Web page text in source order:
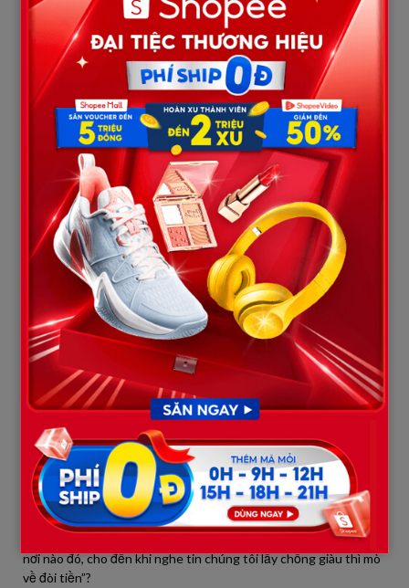
Không khí chùng xuống, căng thẳng tột độ. Bố mẹ chồng của
Mai và Lan cau mày, chưa hiểu chuyện gì xảy ra. Ông Minh run
rẩy bước lên, định nói gì đó để xoa dịu tình hình, để bảo vệ danh
dự cho con.
Nhưng Mai và Lan đã nắm chặt tay bố, giữ ông lại. Hai cô gái nhìn
nhau, gật đầu, rồi cùng bước lên phía trước, đối mặt với người
đàn bà đang hùng hổ kia. Không một giọt nước mắt, ánh mắt họ
sắc lạnh và kiên định. Mai cầm micro, giọng cô vang lên đanh
thép, rõ ràng từng từ: – “Bà vừa nói đến hai chữ “mẹ ruột” sao?
Bà nói đến công “mang nặng đẻ đau” sao”? Bà Hạnh vênh mặt: –
“Chứ sao! Không có tao đẻ ra thì làm gì có chúng mày đứng đây
mà mặc váy cô dâu”.
Lan tiếp lời, giọng cô nghẹn ngào nhưng đầy phẫn nộ: – “Đúng,
bà có công sinh, nhưng bà không có công dưỡng. Bà hãy nhớ lại
đi, 22 năm trước, ai là người dứt áo bỏ lại hai chị em con cùng bố
đang ốm đau để bước lên ô tô theo người đàn ông lạ? Ngày đó,
chị em tôi mới 4 tuổi, chạy theo xe bà đến mức ngã trầy xước cả
mặt mũi, bà có ngoái lại nhìn một lần không”?
Cả hội trường im phăng phắc. Những vị khách bắt đầu nhìn bà
Hạnh với ánh mắt khinh bỉ. Mai tiếp tục, hướng tay về phía ông
Minh: – “Khi chúng tôi đói, bố là người nhịn ăn nhường cơm. Khi
chúng tôi sốt, bố là người thức trắng đêm chườm khăn. Khi
chúng tôi đỗ đại học, bố là người bán đi chiếc xe máy cà tàng duy
nhất để đóng học phí. Trong suốt 22 năm qua, bà ở đâu? Bà có
biết con mình sống chết ra sao không? Hay bà đang vui vẻ ở một
nơi nào đó, cho đến khi nghe tin chúng tôi lấy chồng giàu thì mò
về đòi tiền”?